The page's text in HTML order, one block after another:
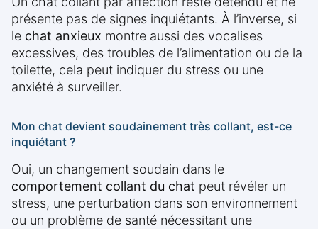
présente pas de signes inquiétants. À l’inverse, si
le chat anxieux montre aussi des vocalises
excessives, des troubles de l’alimentation ou de la
toilette, cela peut indiquer du stress ou une
anxiété à surveiller.
Mon chat devient soudainement très collant, est-ce
inquiétant ?
Oui, un changement soudain dans le
comportement collant du chat peut révéler un
stress, une perturbation dans son environnement
ou un problème de santé nécessitant une